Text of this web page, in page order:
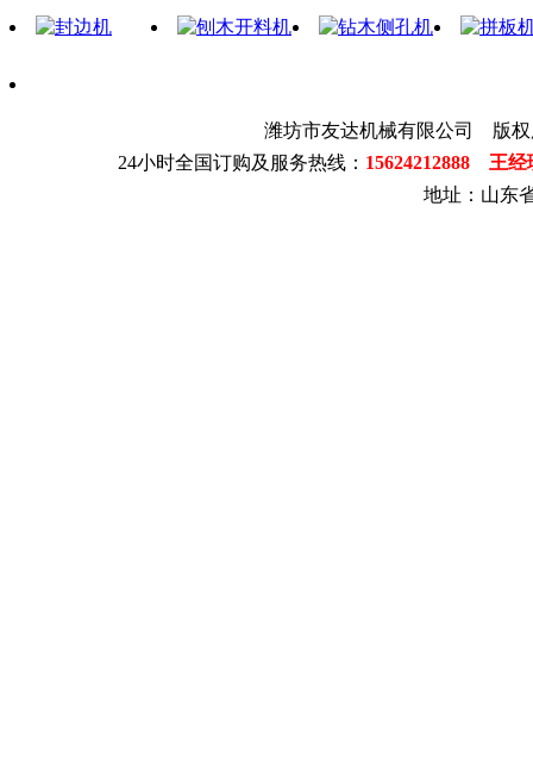
潍坊市友达机械有限公司 版
24小时全国订购及服务热线： 15624212888 王
地址：山东